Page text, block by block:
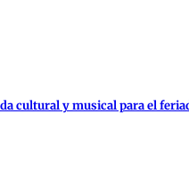
cultural y musical para el